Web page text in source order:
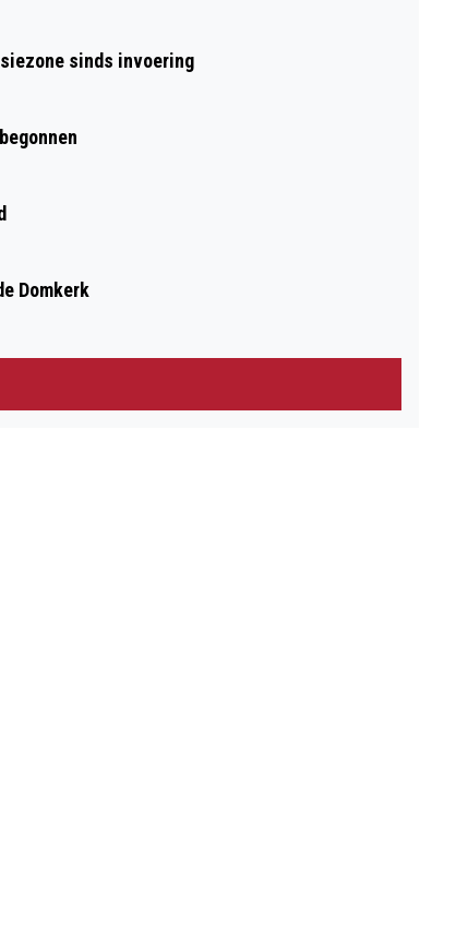
sinds invoering
Domkerk